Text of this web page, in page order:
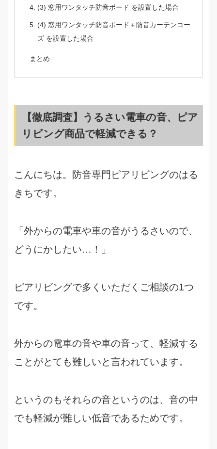
(3) 窓用ワンタッチ防音ボード を設置した場合
(4) 窓用ワンタッチ防音ボード＋防音カーテンコー
ズ を設置した場合
まとめ
【徹底調査】うるさい電車の音、ピア
リビング商品で軽減できる？
こんにちは。防音専門ピアリビングのはる
きちです。
「外からの電車や車の音がうるさいので、
どうにかしたい…！」
ピアリビングで多くいただくご相談の1つ
です。
外からの電車の音や車の音って、軽減する
ことがとても難しいと言われています。
というのもそれらの音というのは、音の中
でも軽減が難しい低音であるためです。